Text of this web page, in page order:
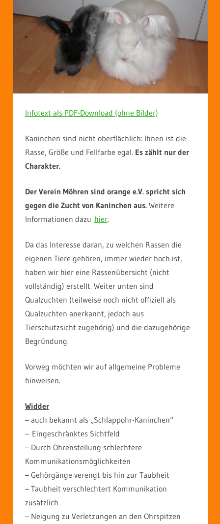
Infotext als PDF-Download (ohne Bilder)
Kaninchen sind nicht oberflächlich: Ihnen ist die
Rasse, Größe und Fellfarbe egal. Es zählt nur der
Charakter.
Der Verein Möhren sind orange e.V. spricht sich
gegen die Zucht von Kaninchen aus. Weitere
Informationen dazu hier.
Da das Interesse daran, zu welchen Rassen die
eigenen Tiere gehören, immer wieder hoch ist,
haben wir hier eine Rassenübersicht (nicht
vollständig) erstellt. Weiter unten sind
Qualzuchten (teilweise noch nicht offiziell als
Qualzuchten anerkannt, jedoch aus
Tierschutzsicht zugehörig) und die dazugehörige
Begründung.
Vorweg möchten wir auf allgemeine Probleme
hinweisen.
Widder
– auch bekannt als „Schlappohr-Kaninchen“
– Eingeschränktes Sichtfeld
– Durch Ohrenstellung schlechtere
Kommunikationsmöglichkeiten
– Gehörgänge verengt bis hin zur Taubheit
– Taubheit verschlechtert Kommunikation
zusätzlich
– Neigung zu Verletzungen an den Ohrspitzen